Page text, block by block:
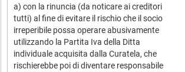
a) con la rinuncia (da noticare ai creditori
tutti) al fine di evitare il rischio che il socio
irreperibile possa operare abusivamente
utilizzando la Partita Iva della Ditta
individuale acquisita dalla Curatela, che
rischierebbe poi di diventare responsabile